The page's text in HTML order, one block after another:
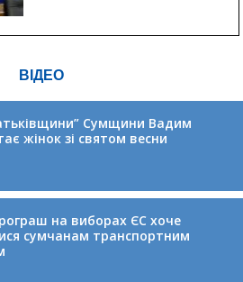
ВІДЕО
Сумщини Вадим
жінок зі святом весни
на виборах ЄС хоче
сумчанам транспортним